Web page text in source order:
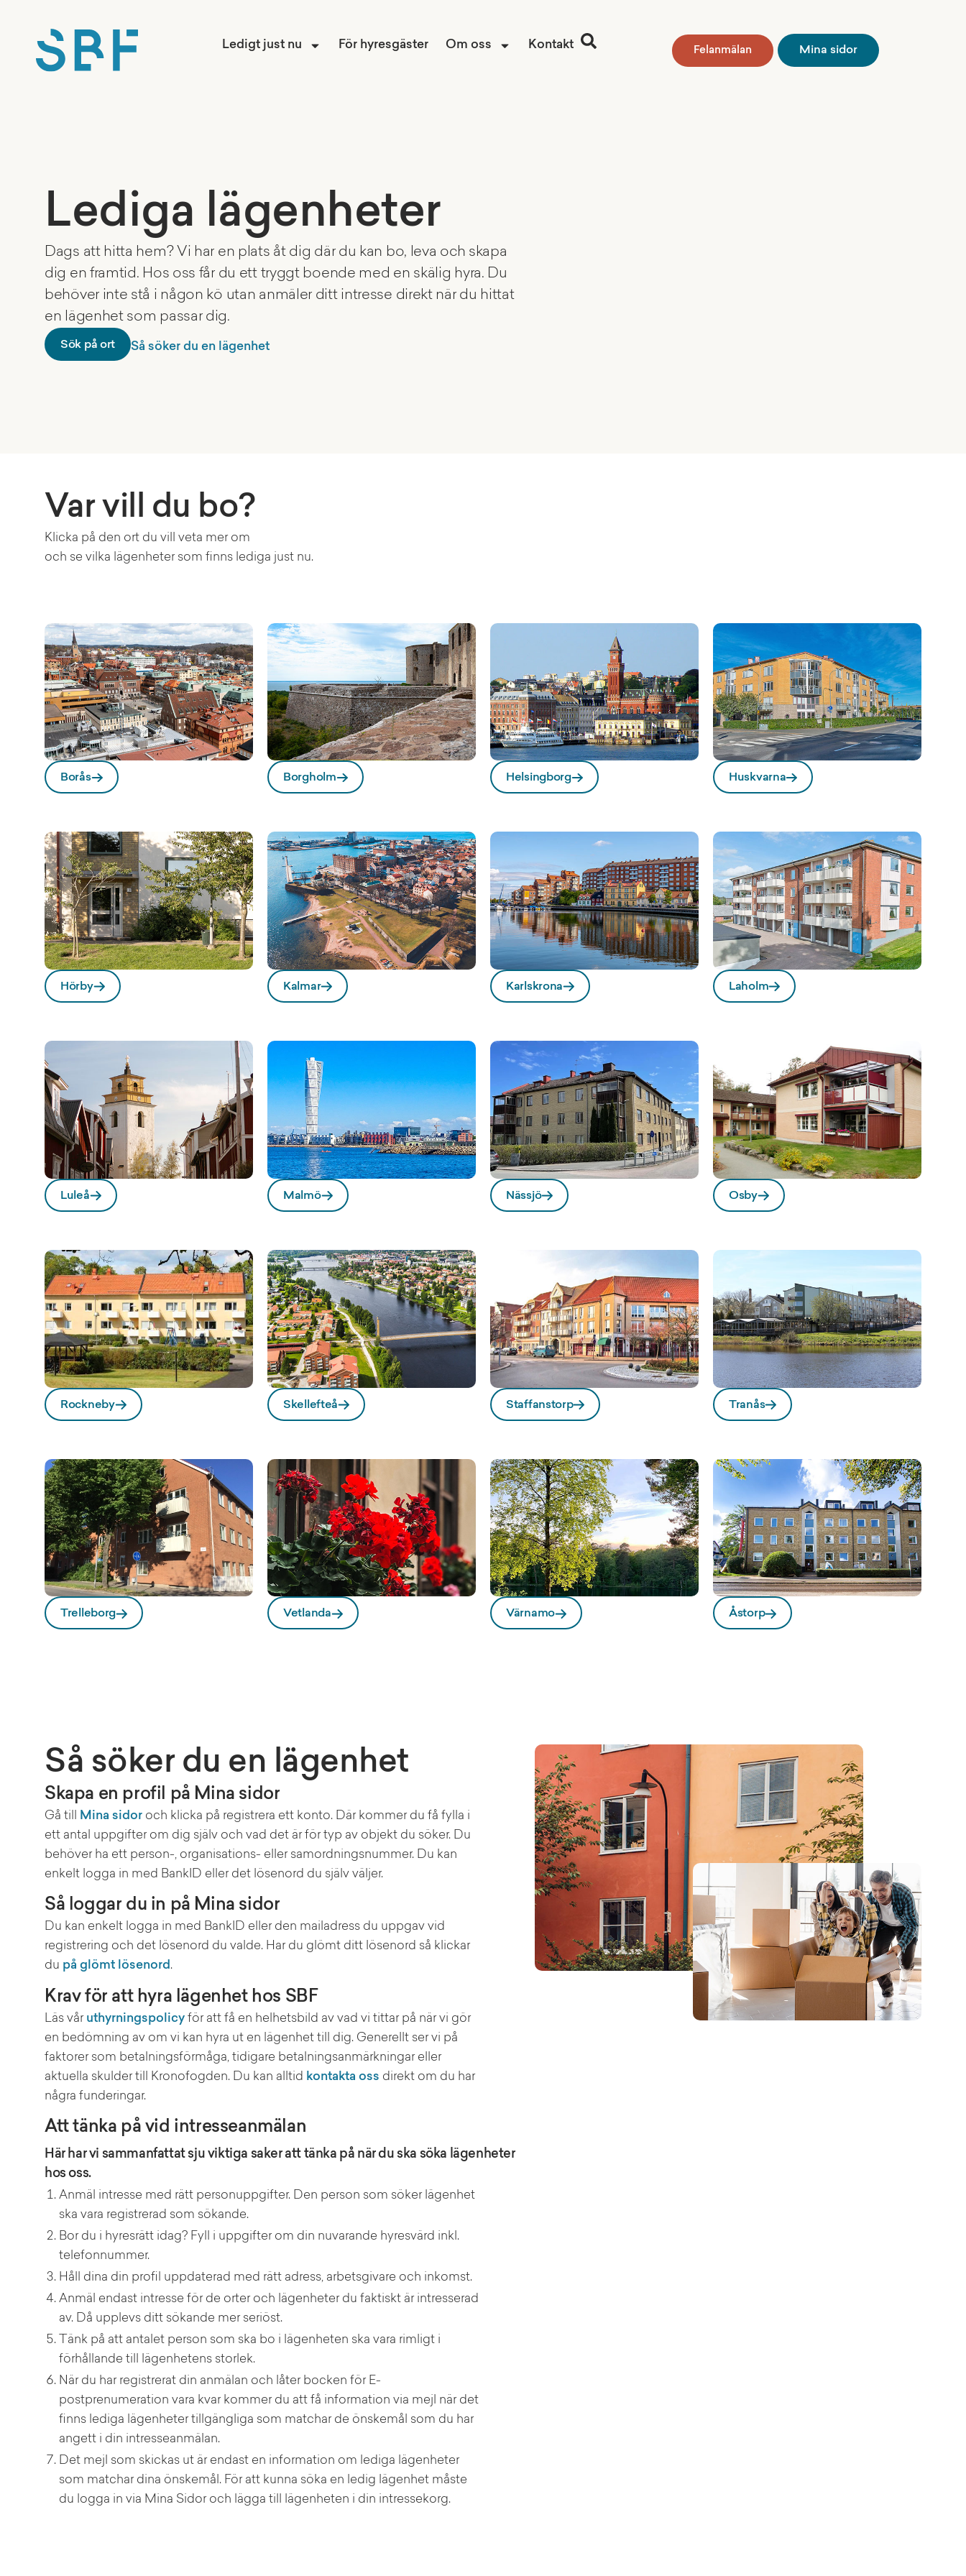
Ledigt just nu För hyresgäster Om oss Kontakt Felanmälan Mina sidor
Lediga lägenheter
Dags att hitta hem?​ Vi har en plats åt dig där du kan bo, leva och skapa
dig en framtid. Hos oss får du ett tryggt boende med en skälig hyra. Du
behöver inte stå i någon kö utan anmäler ditt intresse direkt när du hittat
en lägenhet som passar dig.
Sök på ort Så söker du en lägenhet
Var vill du bo?
Klicka på den ort du vill veta mer om
och se vilka lägenheter som finns lediga just nu.
Borås Borgholm Helsingborg Huskvarna
Hörby Kalmar Karlskrona Laholm
Luleå Malmö Nässjö Osby
Rockneby Skellefteå Staffanstorp Tranås
Trelleborg Vetlanda Värnamo Åstorp
Så söker du en lägenhet
Skapa en profil på Mina sidor
Gå till Mina sidor och klicka på registrera ett konto. Där kommer du få fylla i
ett antal uppgifter om dig själv och vad det är för typ av objekt du söker. Du
behöver ha ett person-, organisations- eller samordningsnummer. Du kan
enkelt logga in med BankID eller det lösenord du själv väljer.
Så loggar du in på Mina sidor
Du kan enkelt logga in med BankID eller den mailadress du uppgav vid
registrering och det lösenord du valde. Har du glömt ditt lösenord så klickar
du på glömt lösenord .
Krav för att hyra lägenhet hos SBF
Läs vår uthyrningspolicy för att få en helhetsbild av vad vi tittar på när vi gör
en bedömning av om vi kan hyra ut en lägenhet till dig. Generellt ser vi på
faktorer som betalningsförmåga, tidigare betalningsanmärkningar eller
aktuella skulder till Kronofogden. Du kan alltid kontakta oss direkt om du har
några funderingar.
Att tänka på vid intresseanmälan
Här har vi sammanfattat sju viktiga saker att tänka på när du ska söka lägenheter
hos oss.
Anmäl intresse med rätt personuppgifter. Den person som söker lägenhet
ska vara registrerad som sökande.
Bor du i hyresrätt idag? Fyll i uppgifter om din nuvarande hyresvärd inkl.
telefonnummer.
Håll dina din profil uppdaterad med rätt adress, arbetsgivare och inkomst.
Anmäl endast intresse för de orter och lägenheter du faktiskt är intresserad
av. Då upplevs ditt sökande mer seriöst.
Tänk på att antalet person som ska bo i lägenheten ska vara rimligt i
förhållande till lägenhetens storlek.
När du har registrerat din anmälan och låter bocken för E-
postprenumeration vara kvar kommer du att få information via mejl när det
finns lediga lägenheter tillgängliga som matchar de önskemål som du har
angett i din intresseanmälan.
Det mejl som skickas ut är endast en information om lediga lägenheter
som matchar dina önskemål. För att kunna söka en ledig lägenhet måste
du logga in via Mina Sidor och lägga till lägenheten i din intressekorg.